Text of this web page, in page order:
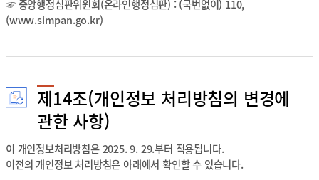
☞ 중앙행정심판위원회(온라인행정심판) : (국번없이) 110,
(www.simpan.go.kr)
제14조(개인정보 처리방침의 변경에
관한 사항)
이 개인정보처리방침은 2025. 9. 29.부터 적용됩니다.
이전의 개인정보 처리방침은 아래에서 확인할 수 있습니다.